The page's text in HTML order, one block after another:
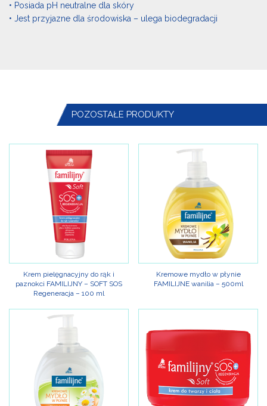
• Posiada pH neutralne dla skóry
• Jest przyjazne dla środowiska – ulega biodegradacji
POZOSTAŁE PRODUKTY
Krem pielęgnacyjny do rąk i
paznokci FAMILIJNY – SOFT SOS
Regeneracja – 100 ml
Kremowe mydło w płynie
FAMILIJNE wanilia – 500ml